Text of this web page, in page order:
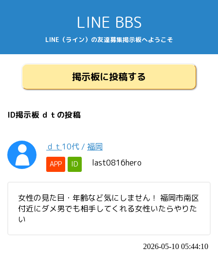
LINE BBS
LINE（ライン）の友達募集掲示板へようこそ
掲示板に投稿する
ID掲示板 ｄｔの投稿
ｄｔ 10代 / 福岡
APP ID last0816hero
女性の見た目・年齢など気にしません！ 福岡市南区
付近にダメ男でも相手してくれる女性いたらやりた
い
2026-05-10 05:44:10